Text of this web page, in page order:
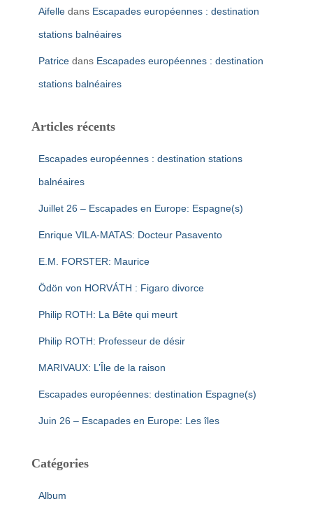
Aifelle dans Escapades européennes : destination
stations balnéaires
Patrice dans Escapades européennes : destination
stations balnéaires
Articles récents
Escapades européennes : destination stations
balnéaires
Juillet 26 – Escapades en Europe: Espagne(s)
Enrique VILA-MATAS: Docteur Pasavento
E.M. FORSTER: Maurice
Ödön von HORVÁTH : Figaro divorce
Philip ROTH: La Bête qui meurt
Philip ROTH: Professeur de désir
MARIVAUX: L’Île de la raison
Escapades européennes: destination Espagne(s)
Juin 26 – Escapades en Europe: Les îles
Catégories
Album